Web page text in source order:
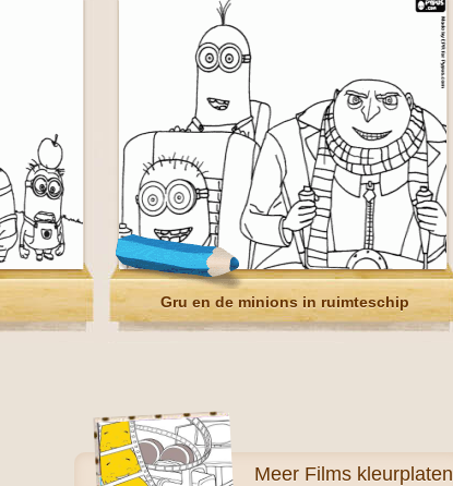
Gru en de minions in ruimteschip
Meer Films kleurplaten